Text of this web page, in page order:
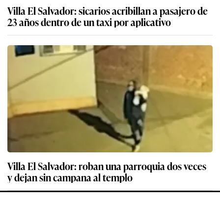
Villa El Salvador: sicarios acribillan a pasajero de
23 años dentro de un taxi por aplicativo
Villa El Salvador: roban una parroquia dos veces
y dejan sin campana al templo